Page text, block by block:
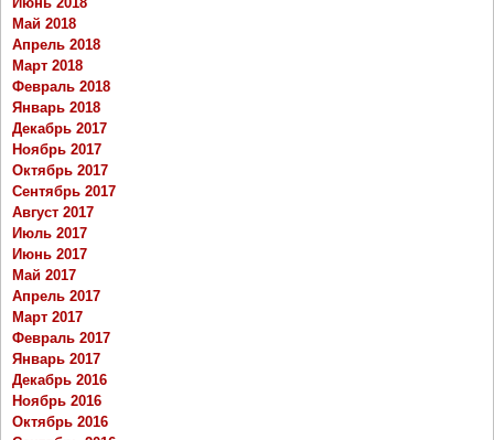
Май 2018
Апрель 2018
Март 2018
Февраль 2018
Январь 2018
Декабрь 2017
Ноябрь 2017
Октябрь 2017
Сентябрь 2017
Август 2017
Июль 2017
Июнь 2017
Май 2017
Апрель 2017
Март 2017
Февраль 2017
Январь 2017
Декабрь 2016
Ноябрь 2016
Октябрь 2016